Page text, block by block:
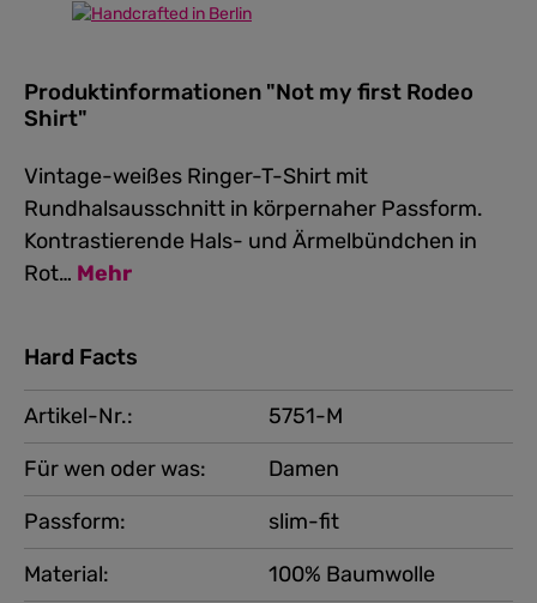
Produktinformationen "Not my first Rodeo
Shirt"
Vintage-weißes Ringer-T-Shirt mit
Rundhalsausschnitt in körpernaher Passform.
Kontrastierende Hals- und Ärmelbündchen in
Rot… Mehr
Hard Facts
Artikel-Nr.:
5751-M
Für wen oder was:
Damen
Material: 100% Baumwolle
Passform: slim-fit